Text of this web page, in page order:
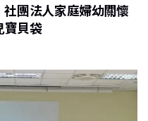
團法人家庭婦幼關懷
寶貝袋